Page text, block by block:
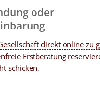
oder
direkt online zu
Erstberatung
schicken.